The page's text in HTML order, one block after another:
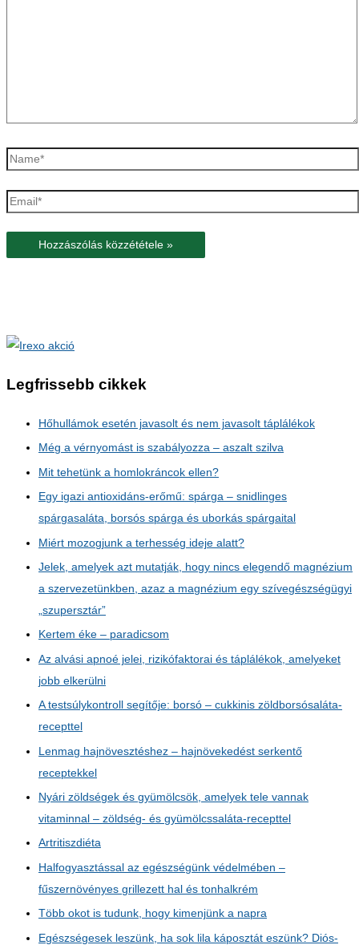
Name*
Email*
Legfrissebb cikkek
Hőhullámok esetén javasolt és nem javasolt táplálékok
Még a vérnyomást is szabályozza – aszalt szilva
Mit tehetünk a homlokráncok ellen?
Egy igazi antioxidáns-erőmű: spárga – snidlinges
spárgasaláta, borsós spárga és uborkás spárgaital
Miért mozogjunk a terhesség ideje alatt?
Jelek, amelyek azt mutatják, hogy nincs elegendő magnézium
a szervezetünkben, azaz a magnézium egy szívegészségügyi
„szupersztár”
Kertem éke – paradicsom
Az alvási apnoé jelei, rizikófaktorai és táplálékok, amelyeket
jobb elkerülni
A testsúlykontroll segítője: borsó – cukkinis zöldborsósaláta-
recepttel
Lenmag hajnövesztéshez – hajnövekedést serkentő
receptekkel
Nyári zöldségek és gyümölcsök, amelyek tele vannak
vitaminnal – zöldség- és gyümölcssaláta-recepttel
Artritiszdiéta
Halfogyasztással az egészségünk védelmében –
fűszernövényes grillezett hal és tonhalkrém
Több okot is tudunk, hogy kimenjünk a napra
Egészségesek leszünk, ha sok lila káposztát eszünk? Diós-